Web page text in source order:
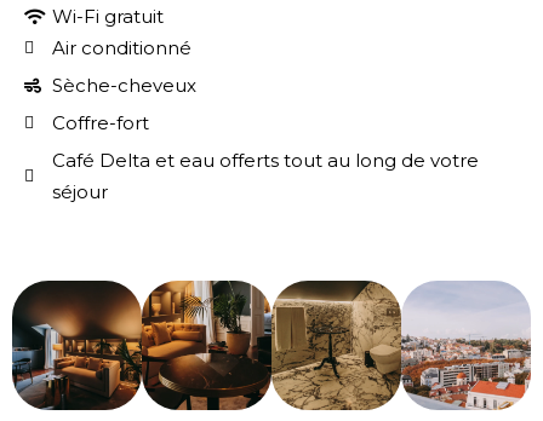
Wi-Fi gratuit
Air conditionné
Sèche-cheveux
Coffre-fort
Café Delta et eau offerts tout au long de votre
séjour